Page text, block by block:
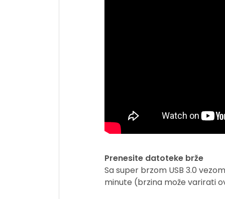
Prenesite datoteke brže
Sa super brzom USB 3.0
minute (brzina može varirati